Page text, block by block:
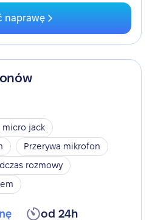
naprawę
micro jack
Przerywa mikrofon
rozmowy
od 24h